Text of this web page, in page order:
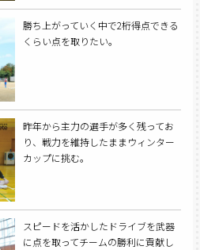
勝ち上がっていく中で2桁得点できる
くらい点を取りたい。
昨年から主力の選手が多く残ってお
り、戦力を維持したままウィンター
カップに挑む。
スピードを活かしたドライブを武器
に点を取ってチームの勝利に貢献し